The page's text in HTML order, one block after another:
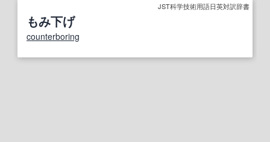
JST科学技術用語日英対訳辞書
もみ下げ
counterboring